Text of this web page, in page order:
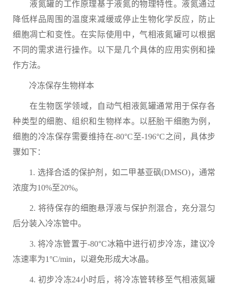
液氮罐的工作原理基于液氮的物理特性。液氮通过
降低样品周围的温度来减缓或停止生物化学反应，防止
细胞凋亡和变性。在实际使用中，气相液氮罐可以根据
不同的需求进行操作。以下是几个具体的应用实例和操
作方法。
冷冻保存生物样本
在生物医学领域，自动气相液氮罐通常用于保存各
种类型的细胞、组织和生物样本。以胚胎干细胞为例，
细胞的冷冻保存需要维持在-80°C至-196°C之间，具体步
骤如下：
1. 选择合适的保护剂，如二甲基亚砜(DMSO)，通常
浓度为10%至20%。
2. 将待保存的细胞悬浮液与保护剂混合，充分混匀
后分装入冷冻管中。
3. 将冷冻管置于-80°C冰箱中进行初步冷冻，建议冷
冻速率为1°C/min，以避免形成大冰晶。
4. 初步冷冻24小时后，将冷冻管转移至气相液氮罐